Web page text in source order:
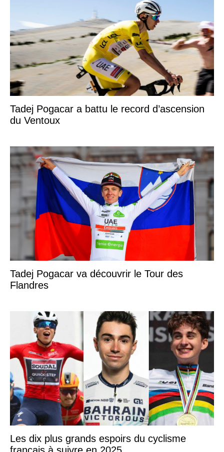
Tadej Pogacar a battu le record d’ascension
du Ventoux
Tadej Pogacar va découvrir le Tour des
Flandres
Les dix plus grands espoirs du cyclisme